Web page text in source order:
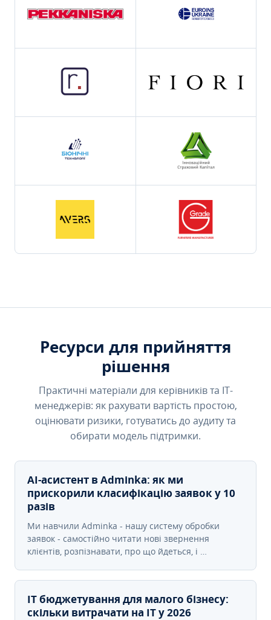
Ресурси для прийняття
рішення
Практичні матеріали для керівників та IT-
менеджерів: як рахувати вартість простою,
оцінювати ризики, готуватись до аудиту та
обирати модель підтримки.
AI-асистент в Adminka: як ми
прискорили класифікацію заявок у 10
разів
Ми навчили Adminka - нашу систему обробки
заявок - самостійно читати нові звернення
клієнтів, розпізнавати, про що йдеться, і …
IT бюджетування для малого бізнесу:
скільки витрачати на IT у 2026